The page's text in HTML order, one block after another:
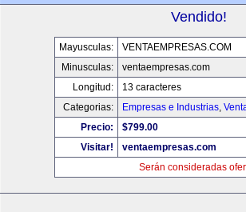
Vendido!
Mayusculas:
VENTAEMPRESAS.COM
Minusculas:
ventaempresas.com
Longitud:
13 caracteres
Categorias:
Empresas e Industrias,
Precio:
$799.00
Visitar!
ventaempresas.com
Serán consideradas